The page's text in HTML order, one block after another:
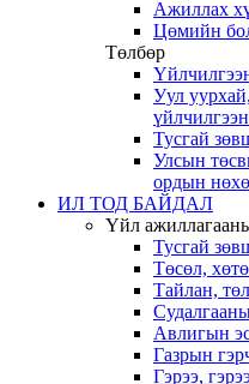
Ажиллах
Цөмийн
Төлбөр
Уул
Тусгай
Улсын
ордын
ИЛ ТОД БАЙДАЛ
Үйл
Тусгай
Төсөл,
Тайлан,
Авлигын
Газрын
Гэрээ,